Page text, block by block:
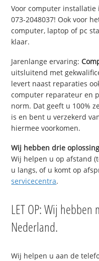
Voor computer installatie
073-2048037! Ook voor
computer, laptop of pc
klaar.
Jarenlange ervaring:
uitsluitend met
levert naast reparaties
computer reparateur en
norm. Dat geeft u 100%
is en bent u verzekerd
hiermee voorkomen.
Wij hebben drie
Wij helpen u op afstand
u langs, of u komt op
servicecentra.
LET OP: Wij hebben
Nederland.
Wij helpen u aan de